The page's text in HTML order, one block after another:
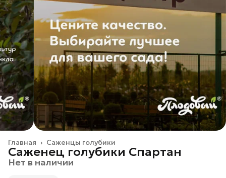
Саженцы голубики
Главная ›
Саженец голубики Спартан
Нет в наличии